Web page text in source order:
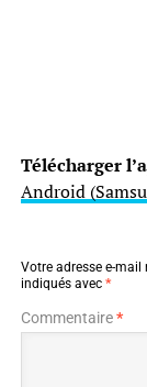
Télécharger
Android
Votre adresse e-mail
indiqués avec *
Commentaire*